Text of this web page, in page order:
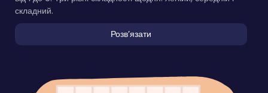
складний.
Розвʼязати